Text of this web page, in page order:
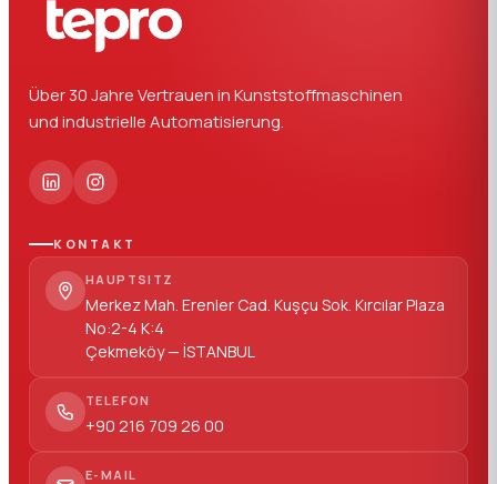
Über 30 Jahre Vertrauen in Kunststoffmaschinen
und industrielle Automatisierung.
KONTAKT
HAUPTSITZ
Merkez Mah. Erenler Cad. Kuşçu Sok. Kırcılar Plaza
No:2-4 K:4
Çekmeköy — İSTANBUL
TELEFON
+90 216 709 26 00
E-MAIL